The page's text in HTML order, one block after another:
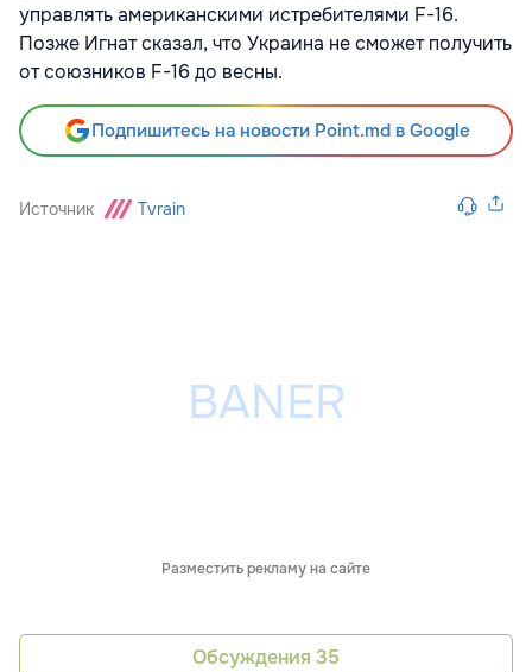
управлять американскими истребителями F-16.
Позже Игнат сказал, что Украина не сможет получить
от союзников F-16 до весны.
Подпишитесь на новости Point.md в Google
Источник Tvrain
Разместить рекламу на сайте
Обсуждения 35